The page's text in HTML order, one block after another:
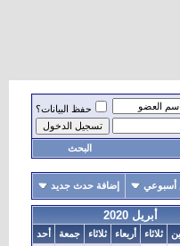
حفظ البيانات؟
البحث
إضافة حدث جديد
أبريل 2020
ثلاثاء أربعاء ثلاثاء جمعة
أحد